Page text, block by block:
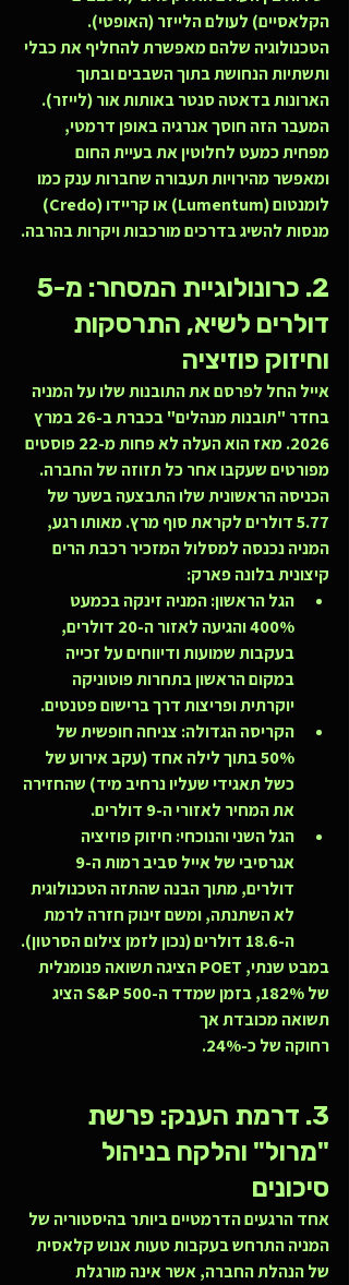
הקלאסיים) לעולם הלייזר (האופטי).
הטכנולוגיה שלהם מאפשרת להחליף את כבלי
ותשתיות הנחושת בתוך השבבים ובתוך
הארונות בדאטה סנטר באותות אור (לייזר).
המעבר הזה חוסך אנרגיה באופן דרמטי,
מפחית כמעט לחלוטין את בעיית החום
ומאפשר מהירויות תעבורה שחברות ענק כמו
לומנטום (Lumentum) או קריידו (Credo)
מנסות להשיג בדרכים מורכבות ויקרות בהרבה.
דולרים לשיא, התרסקות
וחיזוק פוזיציה
אייל החל לפרסם את התובנות שלו על המניה
בחדר "תובנות מנהלים" בכברת ב-26 במרץ
2026. מאז הוא העלה לא פחות מ-22 פוסטים
מפורטים שעקבו אחר כל תזוזה של החברה.
הכניסה הראשונית שלו התבצעה בשער של
5.77 דולרים
לקראת סוף מרץ. מאותו רגע,
המניה נכנסה למסלול המזכיר רכבת הרים
קיצונית בלונה פארק:
הגל הראשון: המניה זינקה בכמעט
400% והגיעה לאזור ה-20 דולרים,
בעקבות שמועות ודיווחים על זכייה
במקום הראשון בתחרות פוטוניקה
יוקרתית ופריצות דרך ברישום פטנטים.
הקריסה הגדולה: צניחה חופשית של
50% בתוך לילה אחד (עקב אירוע של
כשל תאגידי שעליו נרחיב מיד) שהחזירה
את המחיר לאזורי ה-9 דולרים.
הגל השני והנוכחי: חיזוק פוזיציה
דולרים, מתוך הבנה שהתזה הטכנולוגית
לא השתנתה, ומשם זינוק חזרה לרמת
ה-18.6 דולרים (נכון לזמן צילום הסרטון).
במבט שנתי, POET הציגה תשואה פנומנלית
של 182%
, בזמן שמדד ה-S&P 500 הציג
תשואה מכובדת אך
רחוקה של כ-24%.
3. דרמת הענק: פרשת
"מרול" והלקח בניהול
סיכונים
אחד הרגעים הדרמטיים ביותר בהיסטוריה של
המניה התרחש בעקבות טעות אנוש קלאסית
של הנהלת החברה, אשר אינה מורגלת